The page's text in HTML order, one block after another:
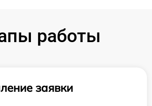
работы
заявки